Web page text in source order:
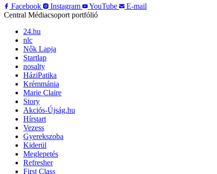
Facebook
Instagram YouTube
E-mail
Central Médiacsoport portfólió
24.hu
nlc
Nők Lapja
Startlap
nosalty
HáziPatika
Krémmánia
Marie Claire
Story
Akciós-Újság.hu
Hírstart
Vezess
Gyerekszoba
Kiderül
Meglepetés
Refresher
First Class